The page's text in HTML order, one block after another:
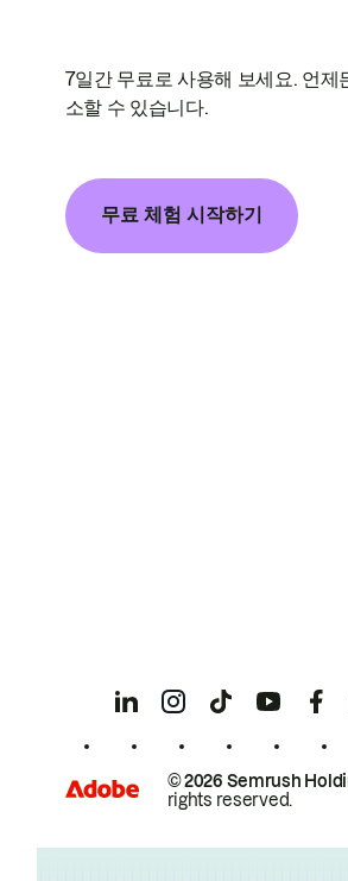
7일간 무료로 사용해 보세요. 언제
소할 수 있습니다.
무료 체험 시작하기
© 2026 Semrush
rights reserved.